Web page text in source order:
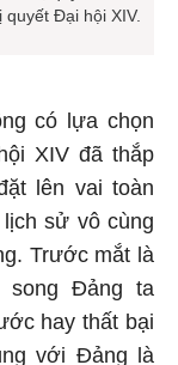
Đại hội XIV.
có lựa chọn
XIV đã thắp
lên vai toàn
sử vô cùng
Trước mắt là
song Đảng ta
hay thất bại
với Đảng là